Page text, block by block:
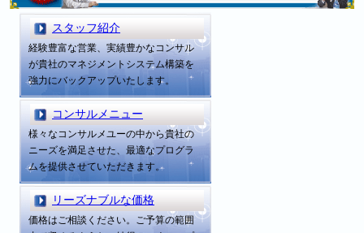
スタッフ紹介
経験豊富な営業、実績豊かなコンサル
が貴社のマネジメントシステム構築を
強力にバックアップいたします。
コンサルメニュー
様々なコンサルメユーの中から貴社の
ニーズを満足させた、最適なプログラ
ムを提供させていただきます。
リーズナブルな価格
価格はご相談ください。ご予算の範囲